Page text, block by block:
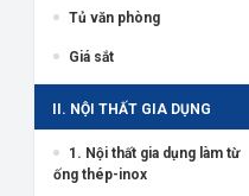
Tủ văn phòng
Giá sắt
II. NỘI THẤT GIA DỤNG
1. Nội thất gia dụng làm từ
ống thép-inox